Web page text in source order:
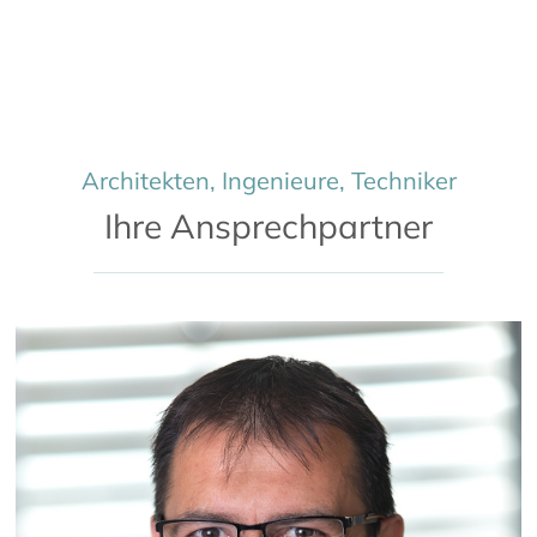
Architekten, Ingenieure, Techniker
Ihre Ansprechpartner